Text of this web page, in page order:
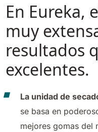
En Eureka,
muy
resultados
excelentes.
La unidad de
se basa en
mejores gomas del